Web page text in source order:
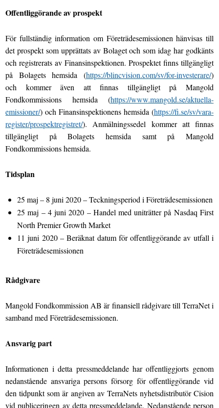
Offentliggörande av prospekt
För fullständig information om Företrädesemissionen hänvisas till
det prospekt som upprättats av Bolaget och som idag har godkänts
och registrerats av Finansinspektionen. Prospektet finns tillgängligt
på Bolagets hemsida (https://blincvision.com/sv/for-investerare/)
och kommer även att finnas tillgängligt på Mangold
Fondkommissions hemsida (https://www.mangold.se/aktuella-
emissioner/) och Finansinspektionens hemsida (https://fi.se/sv/vara-
register/prospektregistret/). Anmälningssedel kommer att finnas
tillgängligt på Bolagets hemsida samt på Mangold
Fondkommissions hemsida.
Tidsplan
25 maj – 8 juni 2020 – Teckningsperiod i Företrädesemissionen
25 maj – 4 juni 2020 – Handel med uniträtter på Nasdaq First
North Premier Growth Market
11 juni 2020 – Beräknat datum för offentliggörande av utfall i
Företrädesemissionen
Rådgivare
Mangold Fondkommission AB är finansiell rådgivare till TerraNet i
samband med Företrädesemissionen.
Ansvarig part
Informationen i detta pressmeddelande har offentliggjorts genom
nedanstående ansvariga persons försorg för offentliggörande vid
den tidpunkt som är angiven av TerraNets nyhetsdistributör Cision
vid publiceringen av detta pressmeddelande. Nedanstående person